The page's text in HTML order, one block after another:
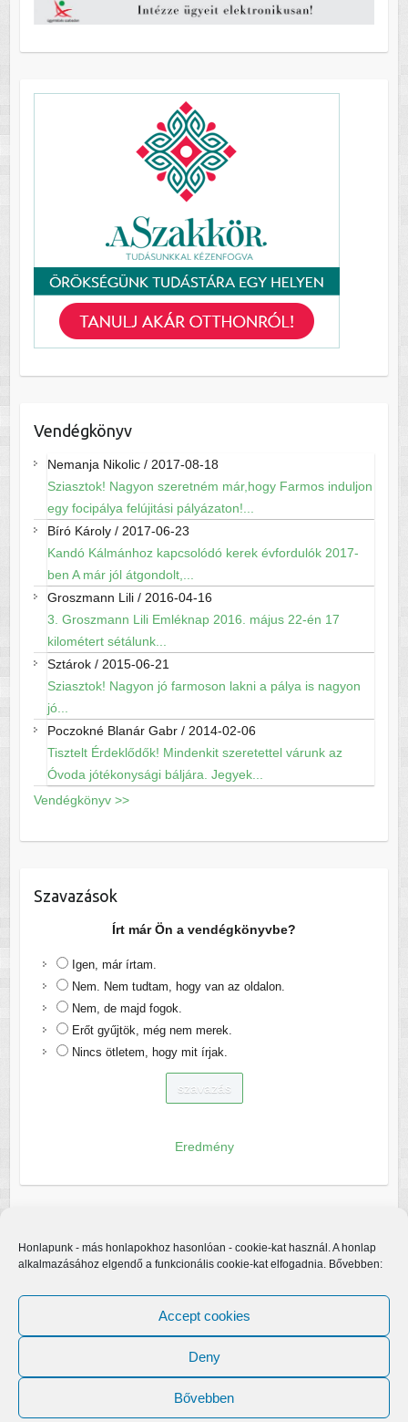
Honlapunk - más honlapokhoz hasonlóan - cookie-kat használ. A honlap
alkalmazásához elgendő a funkcionális cookie-kat elfogadnia. Bővebben:
Accept cookies
Deny
Bővebben
Vendégkönyv
Nemanja Nikolic/ 2017-08-18
Sziasztok! Nagyon szeretném már,hogy Farmos induljon
egy focipálya felújitási pályázaton!...
Bíró Károly/ 2017-06-23
Kandó Kálmánhoz kapcsolódó kerek évfordulók 2017-
ben A már jól átgondolt,...
Groszmann Lili/ 2016-04-16
3. Groszmann Lili Emléknap 2016. május 22-én 17
kilométert sétálunk...
Sztárok/ 2015-06-21
Sziasztok! Nagyon jó farmoson lakni a pálya is nagyon
jó...
Poczokné Blanár Gabr/ 2014-02-06
Tisztelt Érdeklődők! Mindenkit szeretettel várunk az
Óvoda jótékonysági báljára. Jegyek...
Vendégkönyv >>
Szavazások
Írt már Ön a vendégkönyvbe?
Igen, már írtam.
Nem. Nem tudtam, hogy van az oldalon.
Nem, de majd fogok.
Erőt gyűjtök, még nem merek.
Nincs ötletem, hogy mit írjak.
Eredmény
Egerfarmos.hu. A sablont készítette: